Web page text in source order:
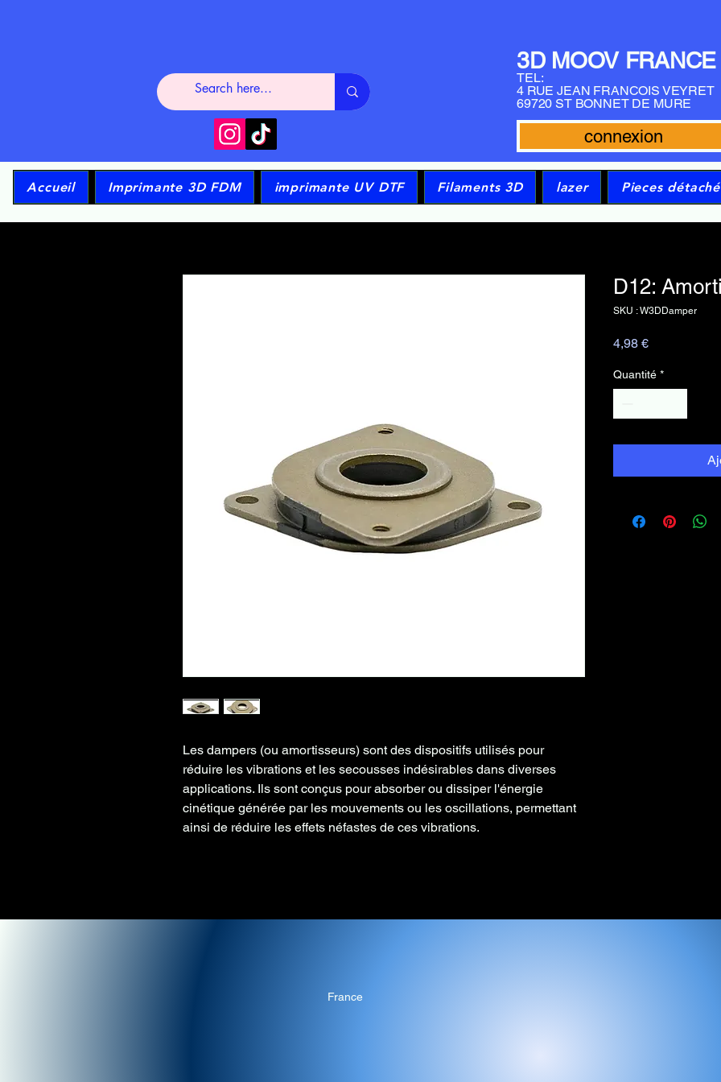
3D MOOV FRANCE
TEL:
4 RUE JEAN FRANCOIS VEYRET
69720 ST BONNET DE MURE
connexion
Accueil Imprimante 3D FDM imprimante UV DTF Filaments 3D lazer Pieces
Les dampers (ou amortisseurs) sont des dispositifs utilisés pour
réduire les vibrations et les secousses indésirables dans diverses
applications. Ils sont conçus pour absorber ou dissiper l'énergie
cinétique générée par les mouvements ou les oscillations, permettant
ainsi de réduire les effets néfastes de ces vibrations.
D12:
SKU : W3DDamper
4,98 €Prix
Quantité *
France